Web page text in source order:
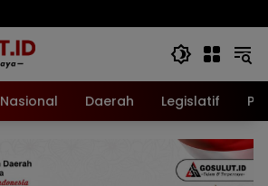
Nasional Daerah Legislatif